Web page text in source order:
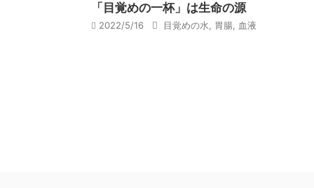
「目覚めの一杯」は生命の源
2022/5/16 目覚めの水 胃腸 血液